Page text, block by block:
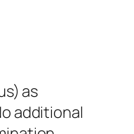
as
additional